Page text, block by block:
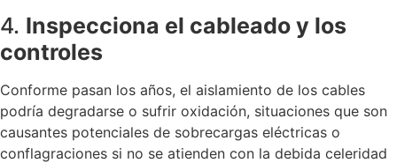
4. Inspecciona el cableado y los
controles
Conforme pasan los años, el aislamiento de los cables
podría degradarse o sufrir oxidación, situaciones que son
causantes potenciales de sobrecargas eléctricas o
conflagraciones si no se atienden con la debida celeridad